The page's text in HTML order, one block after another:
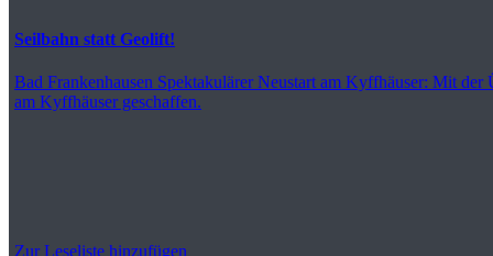
Seilbahn statt Geolift!
Bad Frankenhausen Spektakulärer Neustart am Kyffhäuser: Mit
am Kyffhäuser geschaffen.
Zur Leseliste hinzufügen